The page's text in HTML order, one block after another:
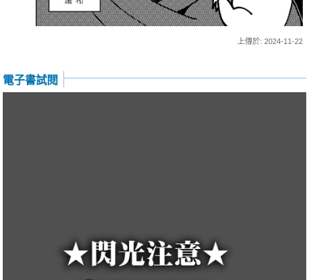
上傳於: 2024-11-22
電子書試閱